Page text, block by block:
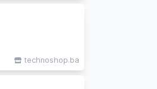
technoshop.ba